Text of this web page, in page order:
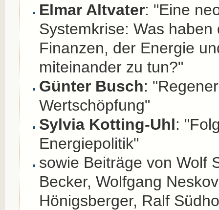
Elmar Altvater: "Eine
Systemkrise: Was haben
Finanzen, der Energie
miteinander zu tun?"
Günter Busch:
Wertschöpfung"
Sylvia Kotting-Uhl:
Energiepolitik"
sowie Beiträge von Wolf
Becker, Wolfgang
Hönigsberger, Ralf